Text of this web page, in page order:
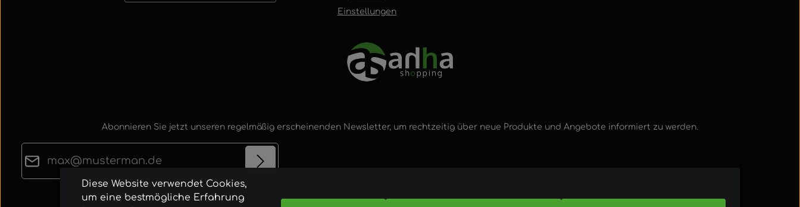
Einstellungen
Abonnieren Sie jetzt unseren regelmäßig erscheinenden Newsletter, um rechtzeitig über neue Produkte und Angebote informiert zu werden.
Die mit einem Stern (*) markierten Felder sind
Diese Website verwendet Cookies,
um eine bestmögliche Erfahrung